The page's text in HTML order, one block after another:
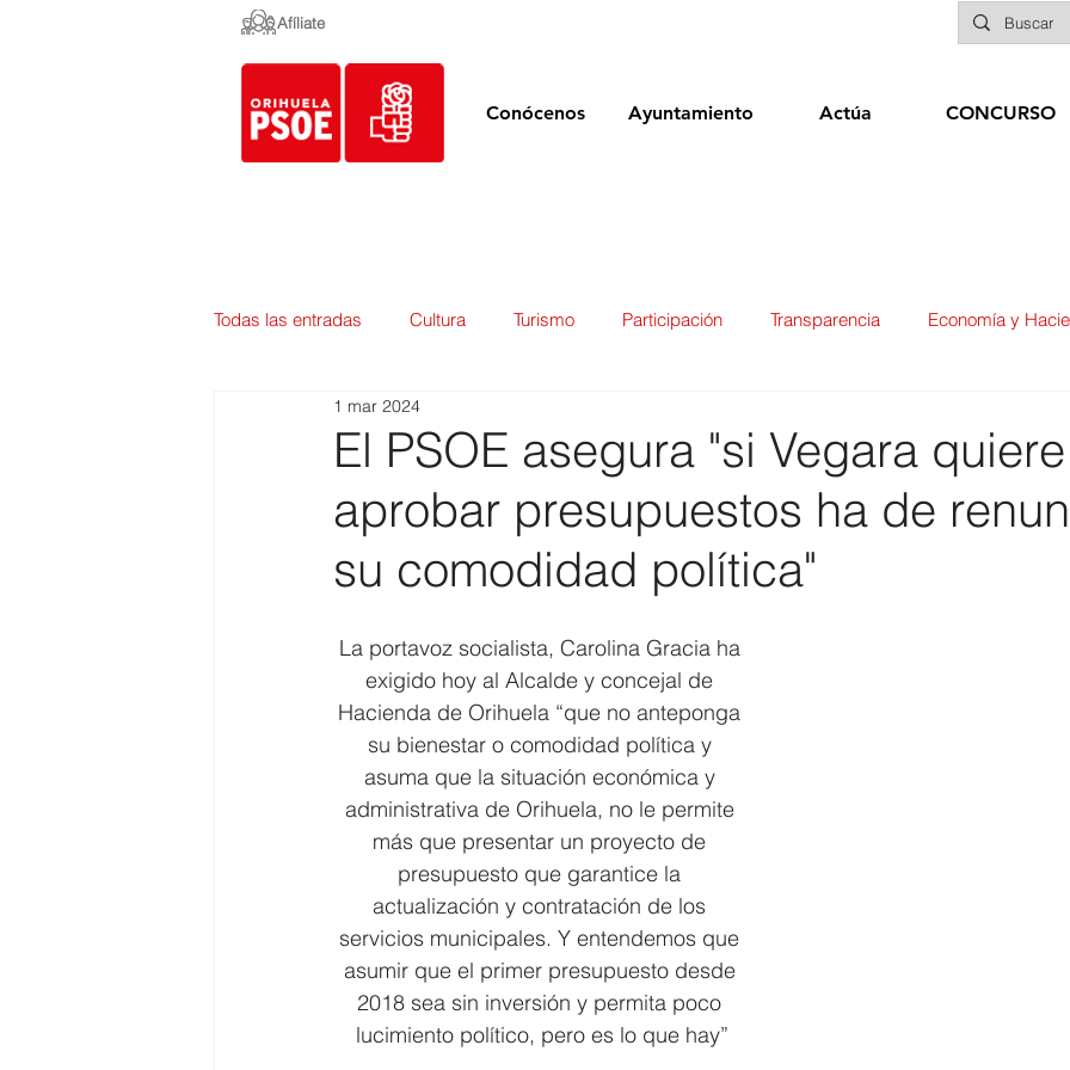
Afíliate
Conócenos Ayuntamiento Actúa CONCURSO
Todas las entradas Cultura Turismo Participación Transparencia Economía y
Empleo y Contratación
Urbanismo Mercados Educación Sanidad Patrimonio POLÍTICA
Costa y Playas
El PSOE asegura "si Vegara quiere
aprobar presupuestos ha de
su comodidad política"
1 mar 2024
La portavoz socialista, Carolina Gracia ha
exigido hoy al Alcalde y concejal de
Hacienda de Orihuela “que no anteponga
su bienestar o comodidad política y
asuma que la situación económica y
administrativa de Orihuela, no le permite
más que presentar un proyecto de
presupuesto que garantice la
actualización y contratación de los
servicios municipales. Y entendemos que
asumir que el primer presupuesto desde
2018 sea sin inversión y permita poco
lucimiento político, pero es lo que hay”